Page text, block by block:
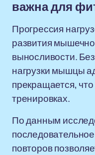
важна для
Прогрессия
развития
выносливости.
нагрузки мышцы
прекращается, что
тренировках.
По данным
повторов